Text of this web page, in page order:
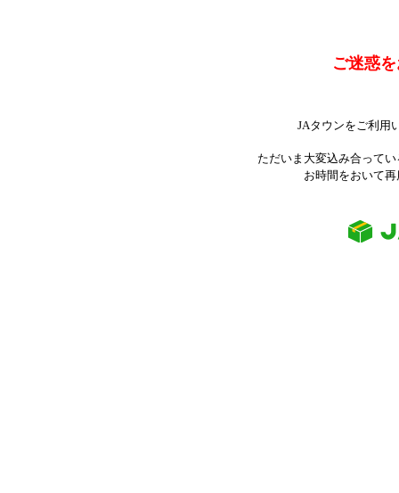
ご迷惑
JAタウンをご利用
ただいま大変込み合って
お時間をおいて